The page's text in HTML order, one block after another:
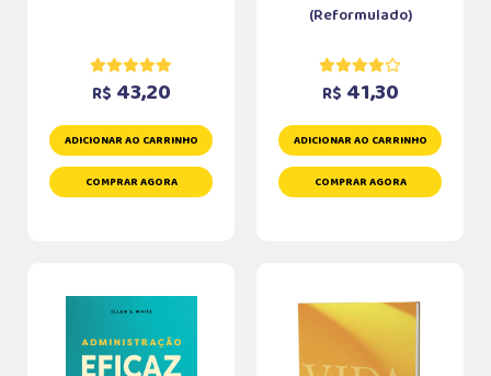
R$ 43,20
ADICIONAR AO CARRINHO
COMPRAR AGORA
(Reformulado)
R$ 41,30
ADICIONAR AO CARRINHO
COMPRAR AGORA